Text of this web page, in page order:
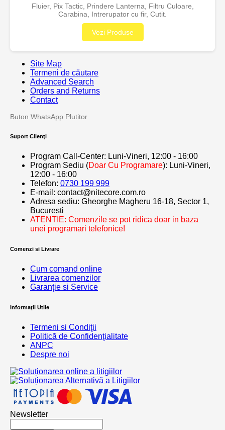
Fluier, Pix Tactic, Prindere Lanterna, Filtru Culoare,
Carabina, Intrerupator cu fir, Cutit.
Vezi Produse
Site Map
Termeni de căutare
Advanced Search
Orders and Returns
Contact
Buton WhatsApp Plutitor
Suport Clienţi
Program Call-Center: Luni-Vineri, 12:00 - 16:00
Program Sediu (Doar Cu Programare): Luni-Vineri,
12:00 - 16:00
Telefon: 0730 199 999
E-mail: contact@nitecore.com.ro
Adresa sediu: Gheorghe Magheru 16-18, Sector 1,
Bucuresti
ATENTIE: Comenzile se pot ridica doar in baza
unei programari telefonice!
Comenzi si Livrare
Cum comand online
Livrarea comenzilor
Garanţie si Service
Informaţii Utile
Termeni si Condiţii
Politică de Confidenţialitate
ANPC
Despre noi
Newsletter